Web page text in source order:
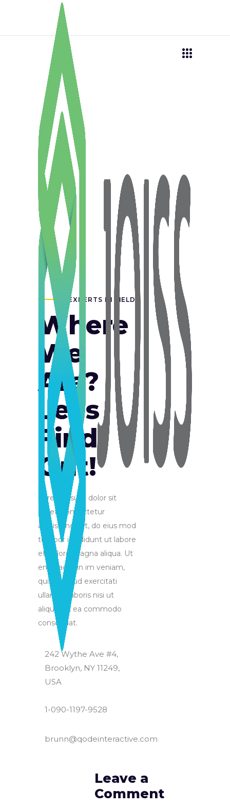
EXPERTS IN FIELD
Where
We
Are?
Let's
Find
Out!
Lorem ipsum dolor sit
amet, consectetur
adipisicing elit, do eius mod
tempor incididunt ut labore
et dolore magna aliqua. Ut
enim ad min im veniam,
quis nostrud exercitati
ullamco laboris nisi ut
aliquip ex ea commodo
consequat.
242 Wythe Ave #4,
Brooklyn, NY 11249,
USA
1-090-1197-9528
brunn@qodeinteractive.com
Leave a
Comment